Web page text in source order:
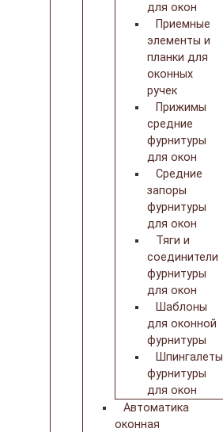
для окон
Приемные
элементы и
планки для
оконных
ручек
Прижимы
средние
фурнитуры
для окон
Средние
запоры
фурнитуры
для окон
Тяги и
соединители
фурнитуры
для окон
Шаблоны
для оконной
фурнитуры
Шпингалеты
фурнитуры
для окон
Автоматика
оконная